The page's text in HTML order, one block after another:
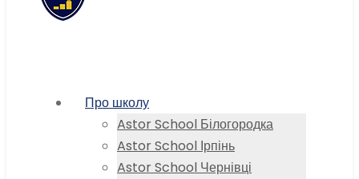
Про школу
Astor School Білогородка
Astor School Ірпінь
Astor School Чернівці